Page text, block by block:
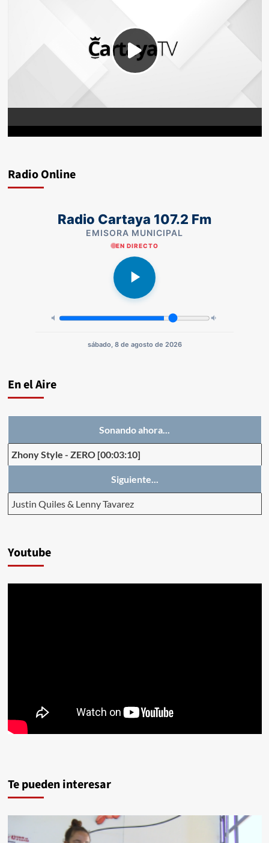
Radio Online
Radio Cartaya 107.2 Fm
EMISORA MUNICIPAL
EN DIRECTO
sábado, 8 de agosto de 2026
En el Aire
Sonando ahora...
Zhony Style - ZERO [00:03:10]
Siguiente...
Justin Quiles & Lenny Tavarez
Youtube
Te pueden interesar